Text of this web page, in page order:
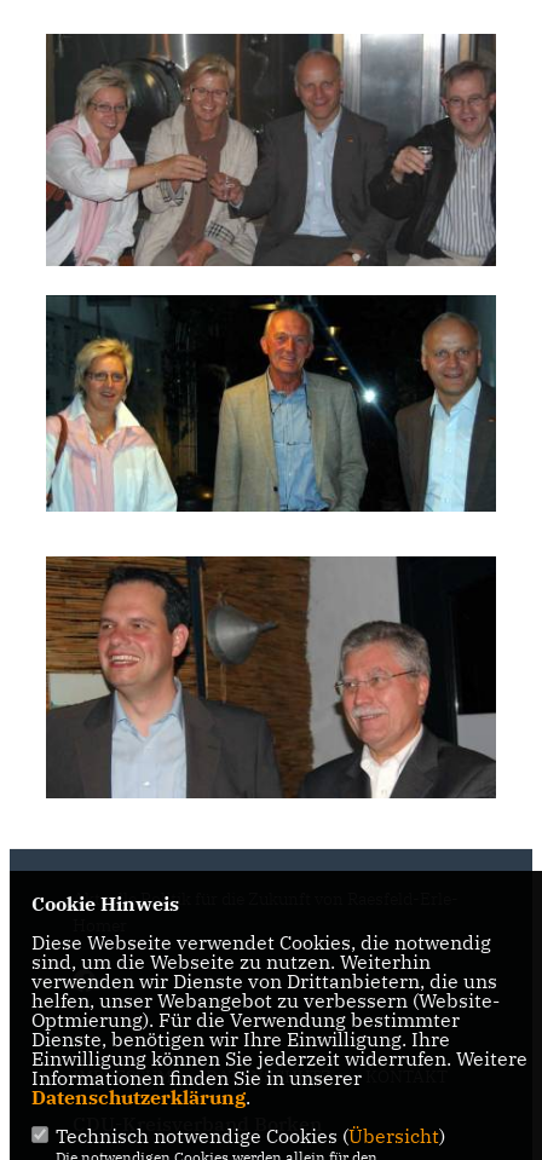
Aktuelle Politik für die Zukunft von Raesfeld-Erle-
IMPRESSUM DATENSCHUTZ
CDU-Kreisverband Borken
Cookie Hinweis
Diese Webseite verwendet Cookies, die notwendig
sind, um die Webseite zu nutzen. Weiterhin
verwenden wir Dienste von Drittanbietern, die uns
helfen, unser Webangebot zu verbessern (Website-
Optmierung). Für die Verwendung bestimmter
Dienste, benötigen wir Ihre Einwilligung. Ihre
Einwilligung können Sie jederzeit widerrufen. Weitere
Informationen finden Sie in unserer
Datenschutzerklärung.
Technisch notwendige Cookies (Übersicht)